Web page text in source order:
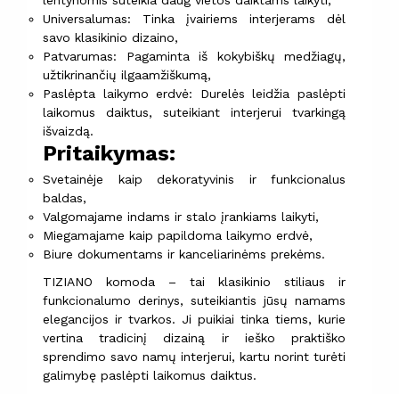
Universalumas: Tinka įvairiems interjerams dėl
savo klasikinio dizaino,
Patvarumas: Pagaminta iš kokybiškų medžiagų,
užtikrinančių ilgaamžiškumą,
Paslėpta laikymo erdvė: Durelės leidžia paslėpti
laikomus daiktus, suteikiant interjerui tvarkingą
išvaizdą.
Pritaikymas:
Svetainėje kaip dekoratyvinis ir funkcionalus
baldas,
Valgomajame indams ir stalo įrankiams laikyti,
Miegamajame kaip papildoma laikymo erdvė,
Biure dokumentams ir kanceliarinėms prekėms.
TIZIANO komoda – tai klasikinio stiliaus ir
funkcionalumo derinys, suteikiantis jūsų namams
elegancijos ir tvarkos. Ji puikiai tinka tiems, kurie
vertina tradicinį dizainą ir ieško praktiško
sprendimo savo namų interjerui, kartu norint turėti
galimybę paslėpti laikomus daiktus.